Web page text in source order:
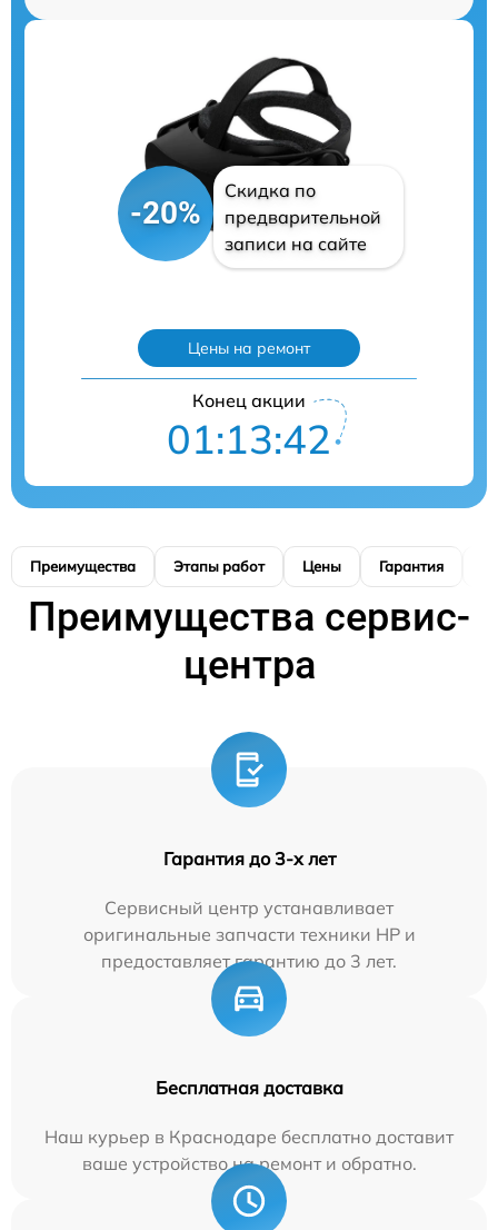
-20%
Скидка по
предварительной
записи на сайте
Цены на ремонт
Конец акции
01:13:41
Преимущества Этапы работ Цены Гарантия
Преимущества сервис-
центра
Гарантия до 3-х лет
Сервисный центр устанавливает
оригинальные запчасти техники HP и
предоставляет гарантию до 3 лет.
Бесплатная доставка
Наш курьер в Краснодаре бесплатно доставит
ваше устройство на ремонт и обратно.